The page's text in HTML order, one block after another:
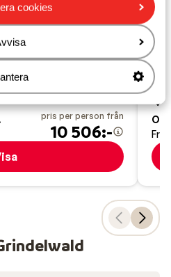
cookies
8.7
Schweiz
hotellet
pris per person från
10 506:-